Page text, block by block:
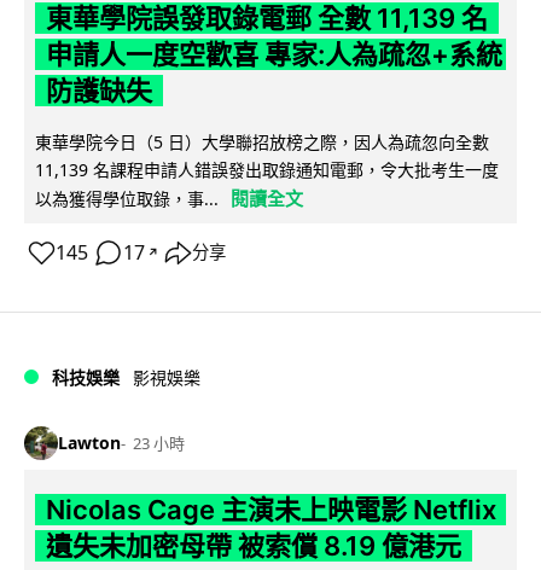
東華學院誤發取錄電郵 全數 11,139 名
申請人一度空歡喜 專家:人為疏忽+系統
防護缺失
東華學院今日（5 日）大學聯招放榜之際，因人為疏忽向全數
11,139 名課程申請人錯誤發出取錄通知電郵，令大批考生一度
以為獲得學位取錄，事...
閱讀全文
145 17 ↗ 分享
科技娛樂 影視娛樂
Lawton 23 小時
Nicolas Cage 主演未上映電影 Netflix
遺失未加密母帶 被索償 8.19 億港元